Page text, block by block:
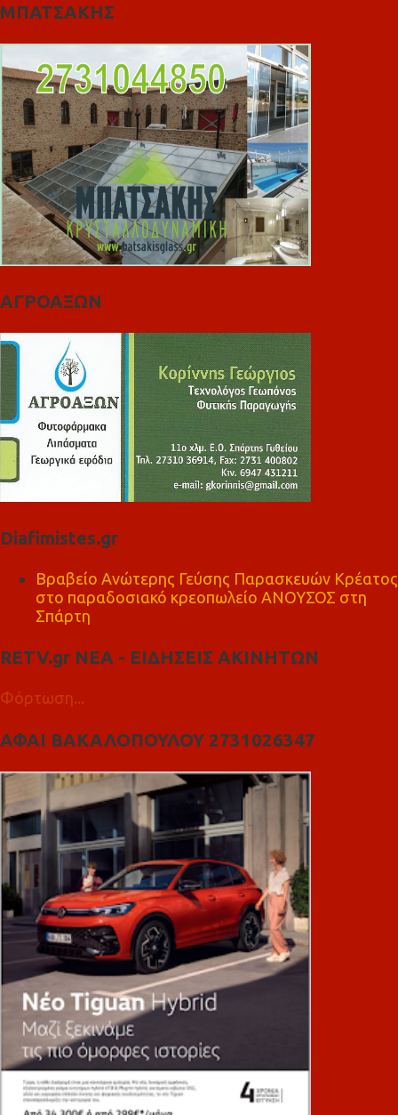
ΜΠΑΤΣΑΚΗΣ
ΑΓΡΟΑΞΩΝ
Diafimistes.gr
Βραβείο Ανώτερης Γεύσης Παρασκευών Κρέατος
στο παραδοσιακό κρεοπωλείο ΑΝΟΥΣΟΣ στη
Σπάρτη
RETV.gr ΝΕΑ - ΕΙΔΗΣΕΙΣ ΑΚΙΝΗΤΩΝ
Φόρτωση...
ΑΦΑΙ ΒΑΚΑΛΟΠΟΥΛΟΥ 2731026347